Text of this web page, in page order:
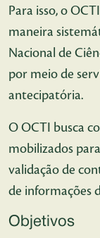
Para isso, o
maneira
Nacional de
por meio de
antecipatória.
O OCTI busca
mobilizados
validação de
de informações
Objetivos